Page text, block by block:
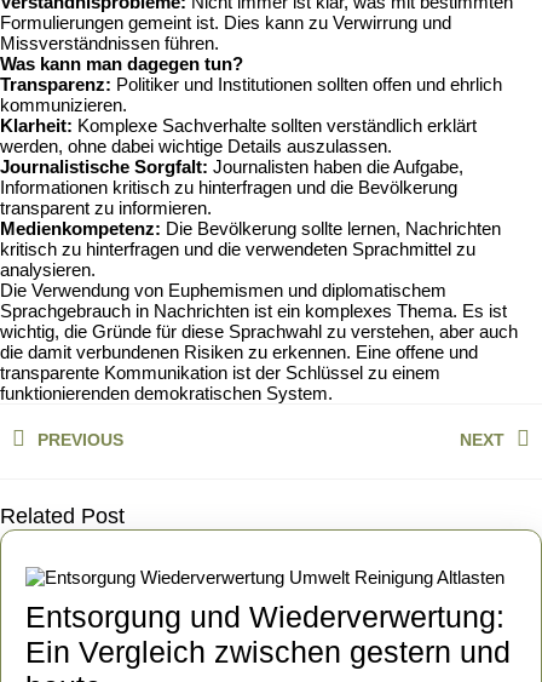
Formulierungen gemeint ist. Dies kann zu Verwirrung und
Missverständnissen führen.
Was kann man dagegen tun?
Transparenz: Politiker und Institutionen sollten offen und ehrlich
kommunizieren.
Klarheit: Komplexe Sachverhalte sollten verständlich erklärt
werden, ohne dabei wichtige Details auszulassen.
Journalistische Sorgfalt: Journalisten haben die Aufgabe,
Informationen kritisch zu hinterfragen und die Bevölkerung
transparent zu informieren.
Medienkompetenz: Die Bevölkerung sollte lernen, Nachrichten
kritisch zu hinterfragen und die verwendeten Sprachmittel zu
analysieren.
Die Verwendung von Euphemismen und diplomatischem
Sprachgebrauch in Nachrichten ist ein komplexes Thema. Es ist
wichtig, die Gründe für diese Sprachwahl zu verstehen, aber auch
die damit verbundenen Risiken zu erkennen. Eine offene und
transparente Kommunikation ist der Schlüssel zu einem
funktionierenden demokratischen System.
PREVIOUS
post:
NEXT
Related Post
Entsorgung und Wiederverwertung:
Ein Vergleich zwischen gestern und